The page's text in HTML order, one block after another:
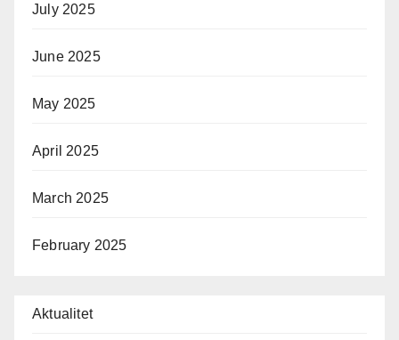
July 2025
June 2025
May 2025
April 2025
March 2025
February 2025
Aktualitet